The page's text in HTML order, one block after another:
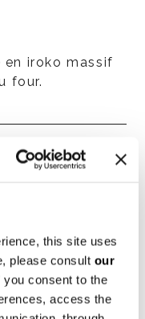
this site uses
please consult our
consent to the
access the
en iroko massif
four.
à la main.
Brown puis
à haute
aux agents
de brillance